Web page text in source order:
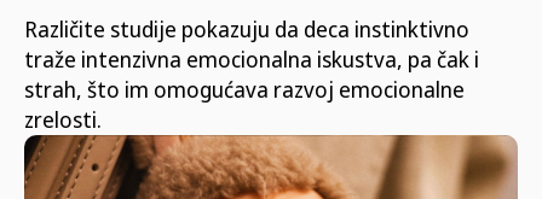
Različite studije pokazuju da deca instinktivno
traže intenzivna emocionalna iskustva, pa čak i
strah, što im omogućava razvoj emocionalne
zrelosti.